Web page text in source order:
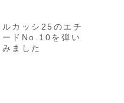
ルカッシ25のエチ
ードNo.10を弾い
みました